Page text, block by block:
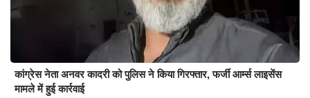
कांग्रेस नेता अनवर कादरी को पुलिस ने किया गिरफ्तार, फर्जी आर्म्स लाइसेंस
मामले में हुई कार्रवाई